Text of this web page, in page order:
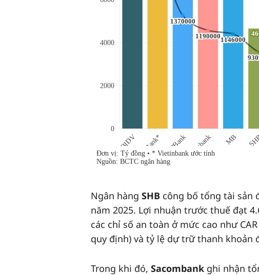
Ngân hàng SHB công bố tổng tài sản
năm 2025. Lợi nhuận trước thuế đạt
các chỉ số an toàn ở mức cao như
quy định) và tỷ lệ dự trữ thanh khoản
Trong khi đó, Sacombank ghi nhận